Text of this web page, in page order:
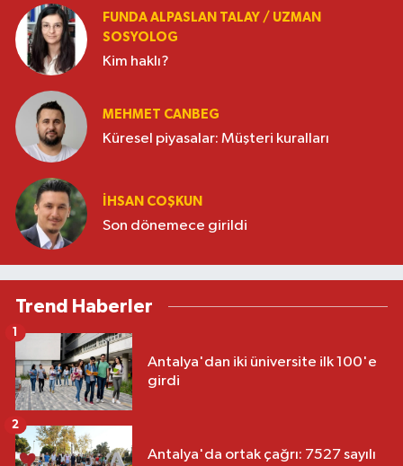
FUNDA ALPASLAN TALAY / UZMAN
SOSYOLOG
Kim haklı?
MEHMET CANBEG
Küresel piyasalar: Müşteri kuralları
İHSAN COŞKUN
Son dönemece girildi
Trend Haberler
Antalya'dan iki üniversite ilk 100'e
girdi
1
Antalya'da ortak çağrı: 7527 sayılı
2